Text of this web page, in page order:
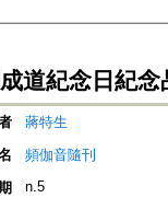
道紀念日紀念
蔣特生
頻伽音隨刊
n.5